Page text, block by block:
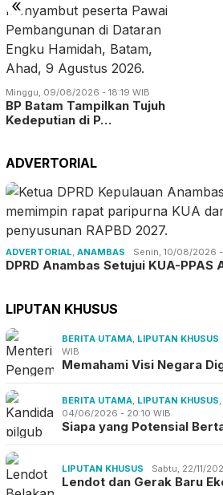
«
Minggu, 09/08/2026 - 18:19 WIB
BP Batam Tampilkan Tujuh
Kedeputian di P…
ADVERTORIAL
ADVERTORIAL, ANAMBAS Senin, 10/08/2026 -
DPRD Anambas Setujui KUA-PPAS
LIPUTAN KHUSUS
BERITA UTAMA, LIPUTAN KHUSUS
WIB
Memahami Visi Negara
BERITA UTAMA, LIPUTAN KHUSUS,
04/06/2026 - 20:10 WIB
Siapa yang Potensial
LIPUTAN KHUSUS Sabtu, 22/11/
Lendot dan Gerak Baru